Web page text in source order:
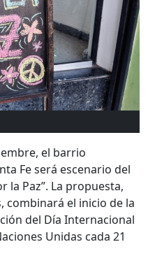
el barrio
Fe será escenario del
la Paz”. La propuesta,
combinará el inicio de la
del Día Internacional
Unidas cada 21